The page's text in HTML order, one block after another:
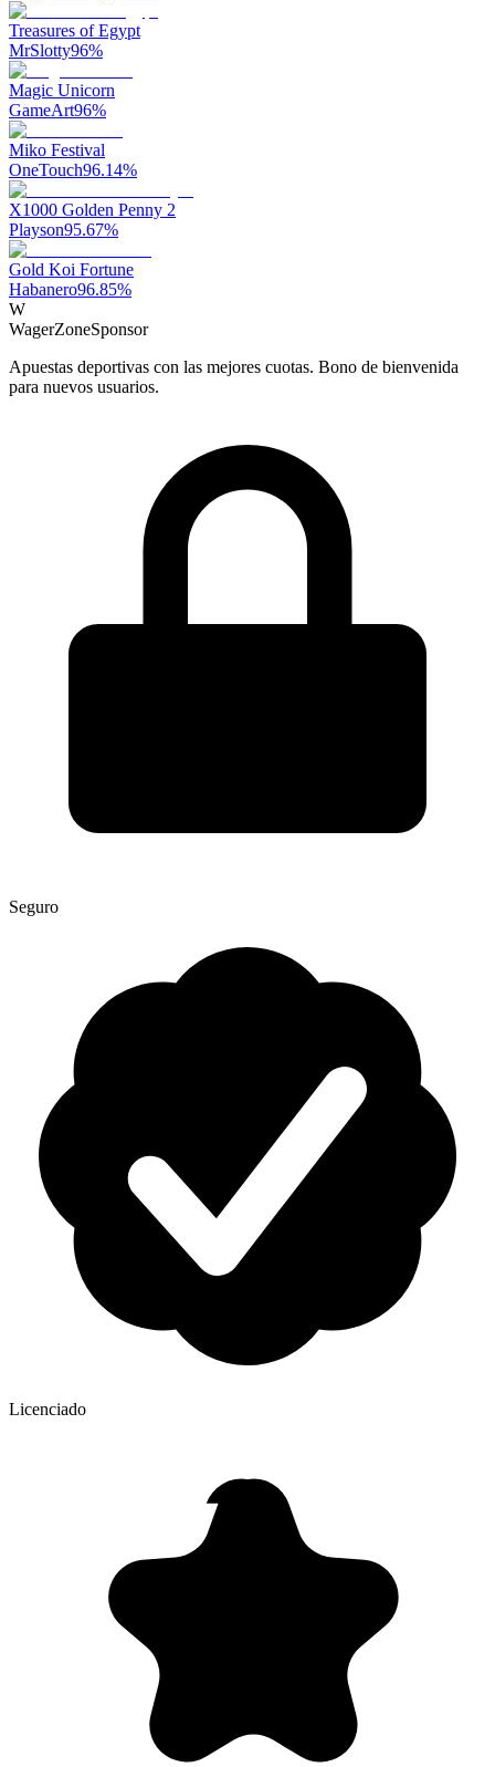
Treasures of Egypt
MrSlotty96%
Magic Unicorn
GameArt96%
Miko Festival
OneTouch96.14%
X1000 Golden Penny 2
Playson95.67%
Gold Koi Fortune
Habanero96.85%
W
WagerZoneSponsor
Apuestas deportivas con las mejores cuotas. Bono de bienvenida
para nuevos usuarios.
Seguro
Licenciado